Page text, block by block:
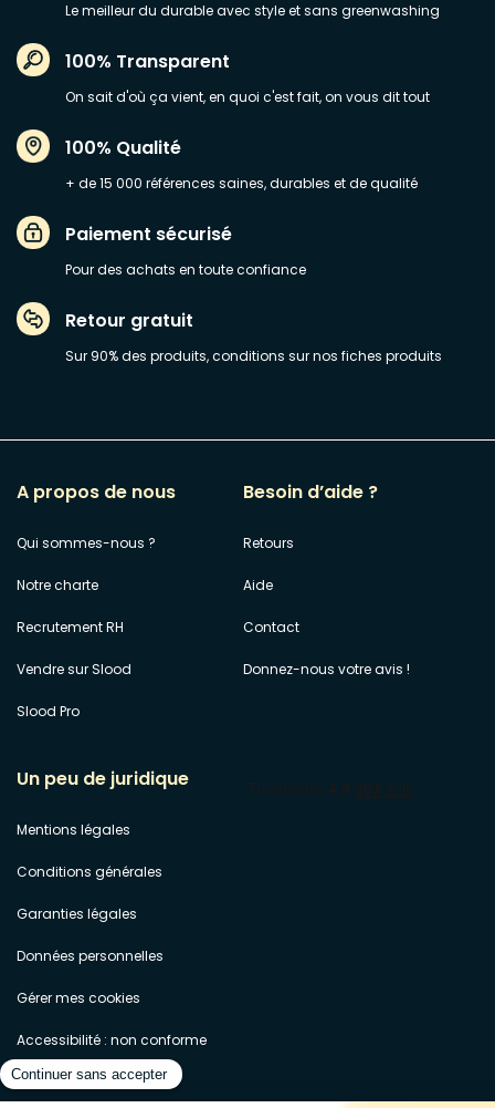
Le meilleur du durable avec style et sans greenwashing
100% Transparent
On sait d'où ça vient, en quoi c'est fait, on vous dit tout
100% Qualité
+ de 15 000 références saines, durables et de qualité
Paiement sécurisé
Pour des achats en toute confiance
Retour gratuit
Sur 90% des produits, conditions sur nos fiches produits
A propos de nous
Qui sommes-nous ?
Notre charte
Recrutement RH
Vendre sur Slood
Slood Pro
Besoin d’aide ?
Retours
Aide
Contact
Donnez-nous votre avis !
Un peu de juridique
Mentions légales
Conditions générales
Garanties légales
Données personnelles
Gérer mes cookies
Accessibilité : non conforme